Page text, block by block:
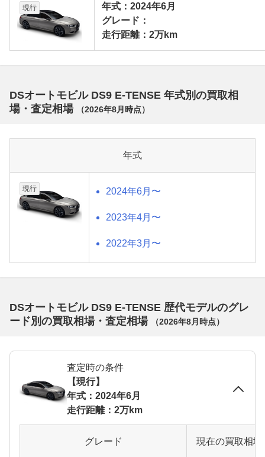
現行
年式：2024年6月
グレード：
走行距離：2万km
DSオートモビル DS9 E-TENSE 年式別の買取相
場・査定相場
（2026年8月 時点）
年式
現行 2024年6月〜
2023年4月〜
2022年3月〜
DSオートモビル DS9 E-TENSE 歴代モデルのグレ
ード別の買取相場・査定相場
（2026年8月 時点）
査定時の条件
【現行】
年式：2024年6月
走行距離：2万km
グレード 現在の買取相